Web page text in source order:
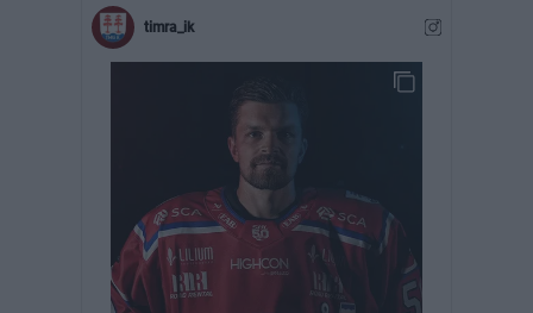
säsongskort skickas en förnyelselänk till
angiven mailadress ut där du kan förnya ditt
säsongskort enkelt och smidigt. Nytt för i år är
att det kommer att ingå pottbiljetter, till utvalda
timra_ik